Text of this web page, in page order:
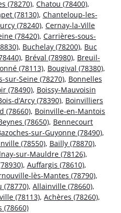
(78270), Chatou (78400),
(78130), Chanteloup-les-
(78240), Cernay-la-Ville
(78420), Carrières-sous-
, Buchelay (78200), Buc
, Bréval (78980), Breuil-
(78113), Bougival (78380),
sur-Seine (78270), Bonnelles
(78490), Boissy-Mauvoisin
d’Arcy (78390), Boinvilliers
(78660), Boinville-en-Mantois
(78650), Bennecourt
sur-Guyonne (78490),
(78550), Bailly (78870),
sur-Mauldre (78126),
, Auffargis (78610),
lès-Mantes (78790),
(78770), Allainville (78660),
(78113), Achères (78260),
(78660)